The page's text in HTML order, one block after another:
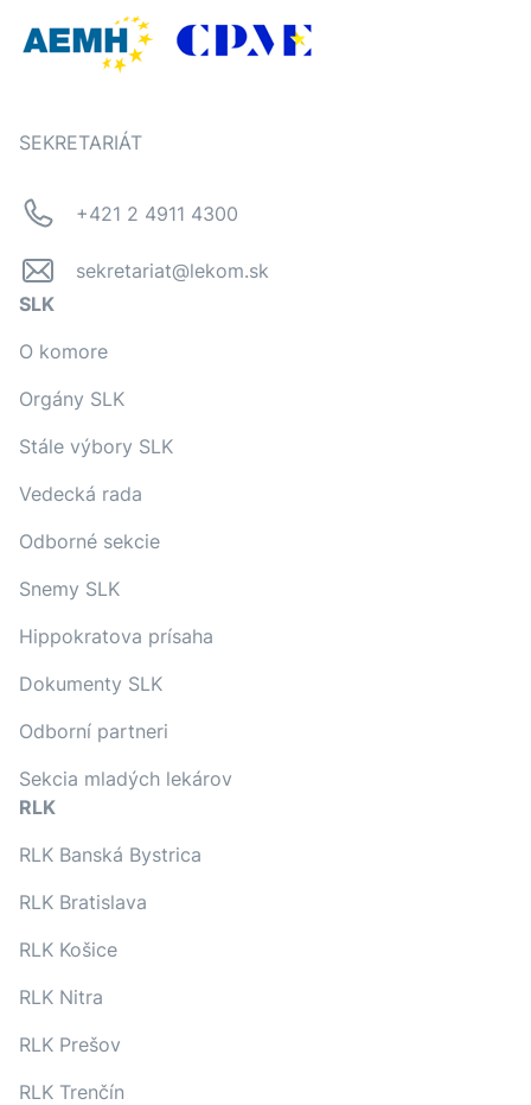
SEKRETARIÁT
+421 2 4911 4300
sekretariat@lekom.sk
SLK
O komore
Orgány SLK
Stále výbory SLK
Vedecká rada
Odborné sekcie
Snemy SLK
Hippokratova prísaha
Dokumenty SLK
Odborní partneri
Sekcia mladých lekárov
RLK
RLK Banská Bystrica
RLK Bratislava
RLK Košice
RLK Nitra
RLK Prešov
RLK Trenčín